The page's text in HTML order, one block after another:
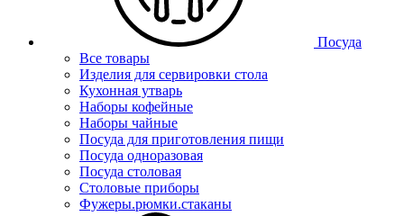
Посуда
Все товары
Изделия для сервировки стола
Кухонная утварь
Наборы кофейные
Наборы чайные
Посуда для приготовления пищи
Посуда одноразовая
Посуда столовая
Столовые приборы
Фужеры.рюмки.стаканы